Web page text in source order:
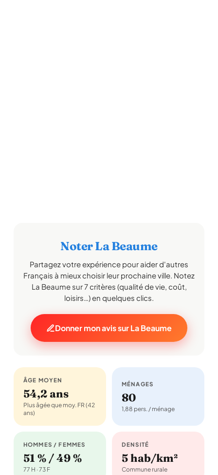
Noter La Beaume
Partagez votre expérience pour aider d'autres
Français à mieux choisir leur prochaine ville. Notez
La Beaume sur 7 critères (qualité de vie, coût,
loisirs…) en quelques clics.
Donner mon avis sur La Beaume
ÂGE MOYEN
54,2 ans
Plus âgée que moy. FR (42
ans)
MÉNAGES
80
1,88 pers. / ménage
HOMMES / FEMMES
51 % / 49 %
77 H · 73 F
DENSITÉ
5 hab/km²
Commune rurale